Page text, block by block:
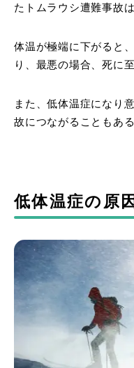
たトムラウシ遭難事故
体温が極端に下がると
り、最悪の場合、死に
また、低体温症になり
故につながることもあ
低体温症の原因